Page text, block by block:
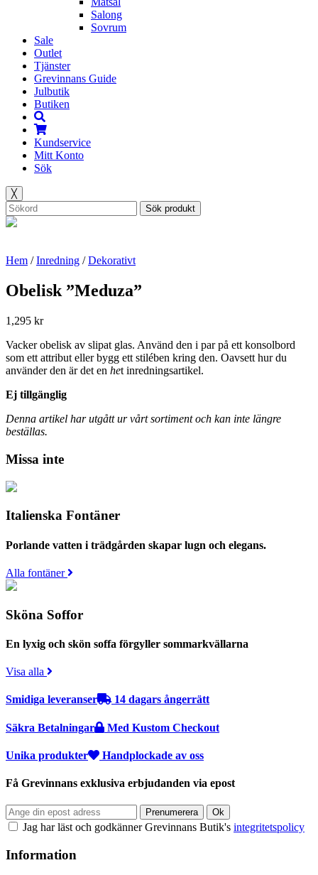
Salong
Sovrum
Sale
Outlet
Tjänster
Grevinnans Guide
Julbutik
Butiken
Kundservice
Mitt Konto
Sök
╳
Sök produkt
Hem /Inredning /Dekorativt
Obelisk ”Meduza”
1,295 kr
Vacker obelisk av slipat glas. Använd den i par på ett konsolbord
som ett attribut eller bygg ett stilében kring den. Oavsett hur du
använder den är det en het inredningsartikel.
Ej tillgänglig
Denna artikel har utgått ur vårt sortiment och kan inte längre
beställas.
Missa inte
Italienska Fontäner
Porlande vatten i trädgården skapar lugn och elegans.
Alla fontäner
Sköna Soffor
En lyxig och skön soffa förgyller sommarkvällarna
Visa alla
Smidiga leveranser 14 dagars ångerrätt
Säkra Betalningar Med Kustom Checkout
Unika produkter Handplockade av oss
Få Grevinnans exklusiva erbjudanden via epost
Jag har läst och godkänner Grevinnans Butik's integritetspolicy
Information